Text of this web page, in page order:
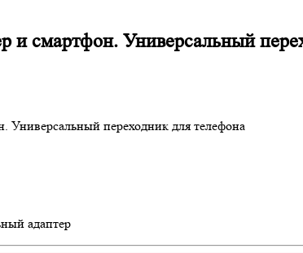
и смартфон. Универсальный
Универсальный переходник для телефона
адаптер